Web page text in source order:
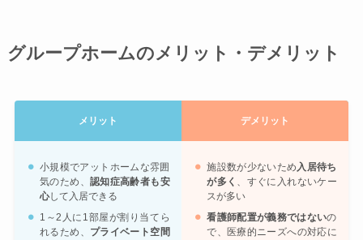
グループホームのメリット・デメリット
メリット デメリット
小規模でアットホームな雰囲
気のため、 認知症高齢者も安
心して入居できる
1～2人に1部屋が割り当てら
れるため、 プライベート空間
施設数が少ないため入居待ち
が多く 、すぐに入れないケー
スが多い
看護師配置が義務ではないの
で、医療的ニーズへの対応に